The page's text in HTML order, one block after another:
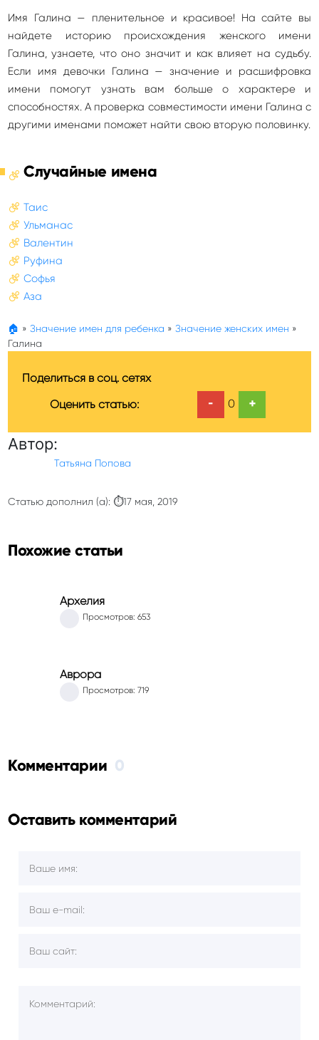
Имя Галина — пленительное и красивое! На сайте вы
найдете историю происхождения женского имени
Галина, узнаете, что оно значит и как влияет на судьбу.
Если имя девочки Галина — значение и расшифровка
имени помогут узнать вам больше о характере и
способностях. А проверка совместимости имени Галина с
другими именами поможет найти свою вторую половинку.
Случайные имена
Таис
Ульманас
Валентин
Руфина
Софья
Аза
🏠 » Значение имен для ребенка » Значение женских имен »
Галина
Поделиться в соц. сетях
Оценить статью:
- 0 +
Автор:
Татьяна Попова
Статью дополнил (а): ⏱17 мая, 2019
Похожие статьи
Архелия
Просмотров: 653
Аврора
Просмотров: 719
Комментарии 0
Оставить комментарий